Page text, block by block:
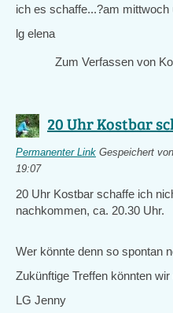
ich es schaffe...?am mittwoch
lg elena
Zum Verfassen von
20 Uhr Kostbar
Permanenter Link Gespeichert von
19:07
20 Uhr Kostbar schaffe ich
nachkommen, ca. 20.30 Uhr.
Wer könnte denn so spontan
Zukünftige Treffen könnten
LG Jenny